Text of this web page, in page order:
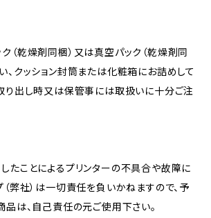
（乾燥剤同梱）又は真空パック（乾燥剤同
、クッション封筒または化粧箱にお詰めして
り出し時又は保管事には取扱いに十分ご注
たことによるプリンターの不具合や故障に
（弊社）は一切責任を負いかねますので、予
品は、自己責任の元ご使用下さい。